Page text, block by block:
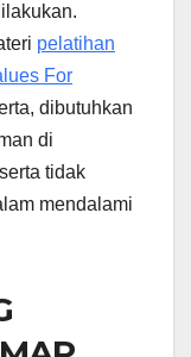
pelatihan
For
dibutuhkan
di
tidak
mendalami